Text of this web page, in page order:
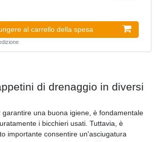
al carrello della spesa
di drenaggio in diversi
garantire una buona igiene, è fondamentale
i bicchieri usati. Tuttavia, è
importante consentire un'asciugatura